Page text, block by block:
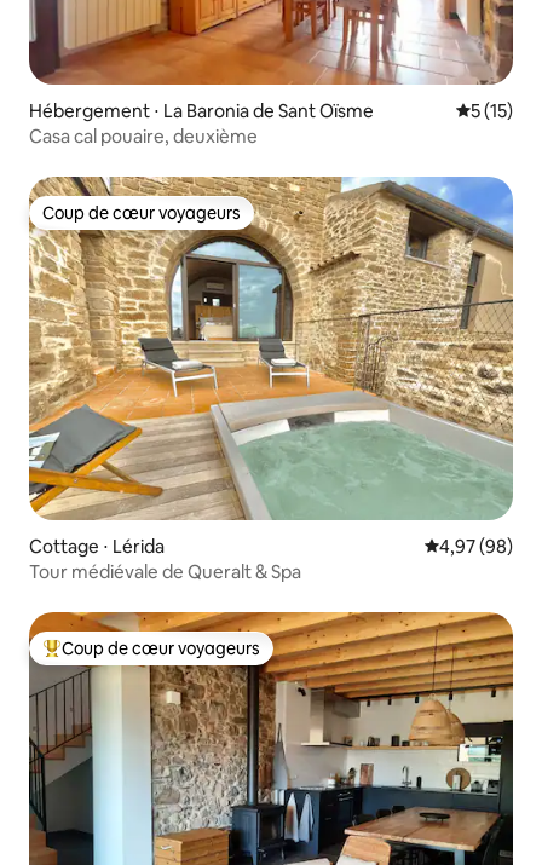
Hébergement ⋅ La Baronia de Sant Oïsme
5 (15)
Casa cal pouaire, deuxième
Coup de cœur voyageurs
Coup de cœur voyageurs
Cottage ⋅ Lérida Évaluation
4,97 (98)
Tour médiévale de Queralt & Spa
Coups de cœur voyageurs les plus appréciés
Coup de cœur voyageurs